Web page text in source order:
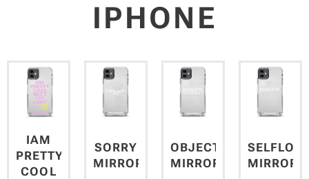
IPHONE
IAM
PRETTY
COOL
SORRY
MIRROR
OBJECTS
MIRROR
MIRROR